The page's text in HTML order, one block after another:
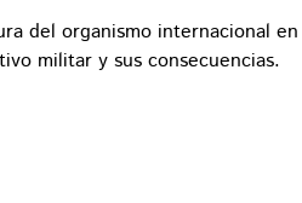
del organismo internacional
militar y sus consecuencias.